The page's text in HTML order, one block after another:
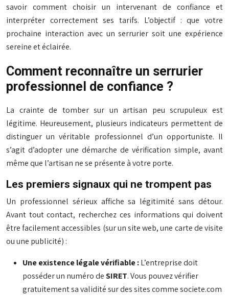
savoir comment choisir un intervenant de confiance et
interpréter correctement ses tarifs. L’objectif : que votre
prochaine interaction avec un serrurier soit une expérience
sereine et éclairée.
Comment reconnaître un serrurier
professionnel de confiance ?
La crainte de tomber sur un artisan peu scrupuleux est
légitime. Heureusement, plusieurs indicateurs permettent de
distinguer un véritable professionnel d’un opportuniste. Il
s’agit d’adopter une démarche de vérification simple, avant
même que l’artisan ne se présente à votre porte.
Les premiers signaux qui ne trompent pas
Un professionnel sérieux affiche sa légitimité sans détour.
Avant tout contact, recherchez ces informations qui doivent
être facilement accessibles (sur un site web, une carte de visite
ou une publicité) :
Une existence légale vérifiable :L’entreprise doit
posséder un numéro deSIRET. Vous pouvez vérifier
gratuitement sa validité sur des sites comme societe.com